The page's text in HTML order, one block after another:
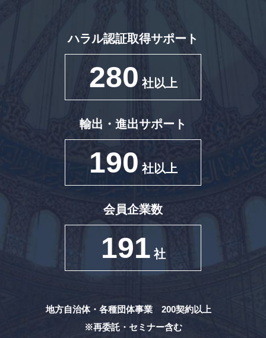
ハラル認証取得サポート
280 社以上
輸出・進出サポート
190 社以上
会員企業数
191 社
地方自治体・各種団体事業 200契約以上
※再委託・セミナー含む